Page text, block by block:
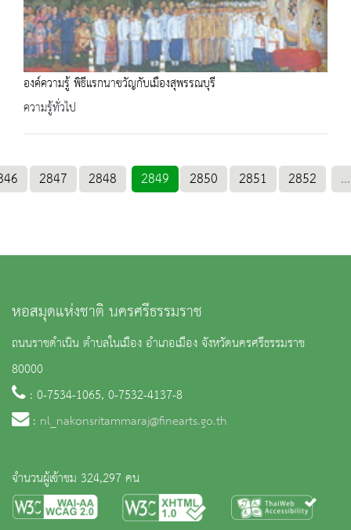
องค์ความรู้ พิธีแรกนาขวัญกับเมืองสุพรรณบุรี
ความรู้ทั่วไป
2847 2848 2849 2850 2851 2852 ...
หอสมุดแห่งชาติ นครศรีธรรมราช
ถนนราชดำเนิน ตำบลในเมือง อำเภอเมือง จังหวัดนครศรีธรรมราช
80000
: 0-7534-1065, 0-7532-4137-8
: nl_nakonsritammaraj@finearts.go.th
จำนวนผู้เข้าชม 324,297 คน